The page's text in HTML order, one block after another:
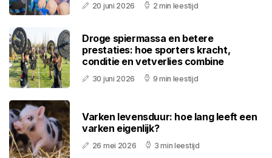
20 juni 2026 2 min leestijd
Droge spiermassa en betere
prestaties: hoe sporters kracht,
conditie en vetverlies combine
30 juni 2026 9 min leestijd
Varken levensduur: hoe lang leeft een
varken eigenlijk?
26 mei 2026 3 min leestijd